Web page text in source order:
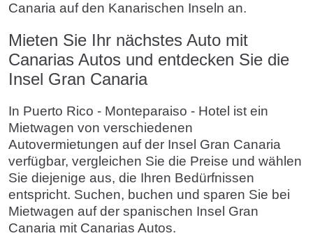
Canaria auf den Kanarischen Inseln an.
Mieten Sie Ihr nächstes Auto mit
Canarias Autos und entdecken Sie die
Insel Gran Canaria
In Puerto Rico - Monteparaiso - Hotel ist ein
Mietwagen von verschiedenen
Autovermietungen auf der Insel Gran Canaria
verfügbar, vergleichen Sie die Preise und wählen
Sie diejenige aus, die Ihren Bedürfnissen
entspricht. Suchen, buchen und sparen Sie bei
Mietwagen auf der spanischen Insel Gran
Canaria mit Canarias Autos.